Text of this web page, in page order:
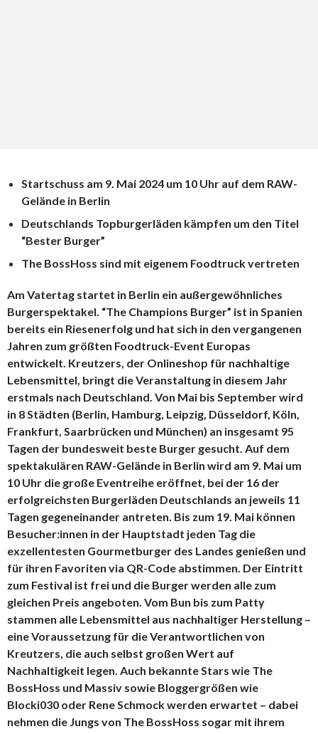
Startschuss am 9. Mai 2024 um 10 Uhr auf dem RAW-
Gelände in Berlin
Deutschlands Topburgerläden kämpfen um den Titel
“Bester Burger”
The BossHoss sind mit eigenem Foodtruck vertreten
Am Vatertag startet in Berlin ein außergewöhnliches
Burgerspektakel. “The Champions Burger” ist in Spanien
bereits ein Riesenerfolg und hat sich in den vergangenen
Jahren zum größten Foodtruck-Event Europas
entwickelt. Kreutzers, der Onlineshop für nachhaltige
Lebensmittel, bringt die Veranstaltung in diesem Jahr
erstmals nach Deutschland. Von Mai bis September wird
in 8 Städten (Berlin, Hamburg, Leipzig, Düsseldorf, Köln,
Frankfurt, Saarbrücken und München) an insgesamt 95
Tagen der bundesweit beste Burger gesucht. Auf dem
spektakulären RAW-Gelände in Berlin wird am 9. Mai um
10 Uhr die große Eventreihe eröffnet, bei der 16 der
erfolgreichsten Burgerläden Deutschlands an jeweils 11
Tagen gegeneinander antreten. Bis zum 19. Mai können
Besucher:innen in der Hauptstadt jeden Tag die
exzellentesten Gourmetburger des Landes genießen und
für ihren Favoriten via QR-Code abstimmen. Der Eintritt
zum Festival ist frei und die Burger werden alle zum
gleichen Preis angeboten. Vom Bun bis zum Patty
stammen alle Lebensmittel aus nachhaltiger Herstellung –
eine Voraussetzung für die Verantwortlichen von
Kreutzers, die auch selbst großen Wert auf
Nachhaltigkeit legen. Auch bekannte Stars wie The
BossHoss und Massiv sowie Bloggergrößen wie
Blocki030 oder Rene Schmock werden erwartet – dabei
nehmen die Jungs von The BossHoss sogar mit ihrem